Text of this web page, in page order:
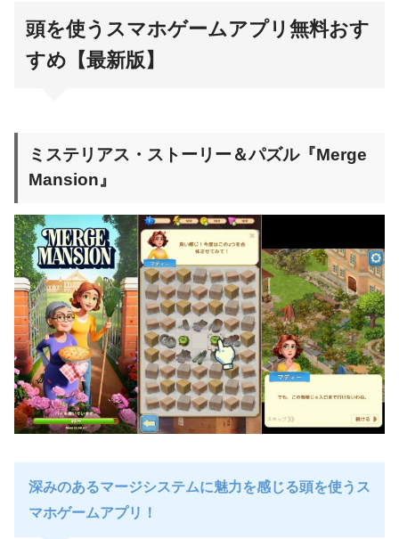
頭を使うスマホゲームアプリ無料おす
すめ【最新版】
ミステリアス・ストーリー＆パズル『Merge
Mansion』
深みのあるマージシステムに魅力を感じる頭を使うス
マホゲームアプリ！